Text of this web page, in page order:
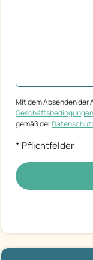
Mit dem Absenden der
Geschäftsbedingungen
gemäß der
* Pflichtfelder